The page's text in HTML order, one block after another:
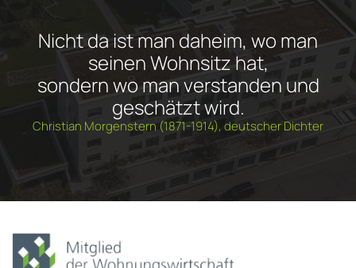
Nicht da ist man daheim, wo man
seinen Wohnsitz hat,
sondern wo man verstanden und
geschätzt wird.
Christian Morgenstern (1871-1914), deutscher Dichter